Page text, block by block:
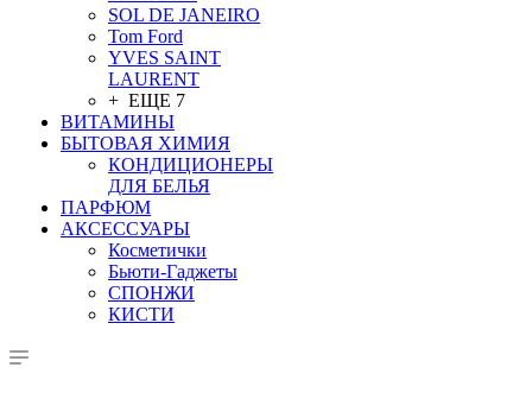
SOL DE JANEIRO
Tom Ford
YVES SAINT
LAURENT
+ ЕЩЕ 7
ВИТАМИНЫ
БЫТОВАЯ ХИМИЯ
КОНДИЦИОНЕРЫ
ДЛЯ БЕЛЬЯ
ПАРФЮМ
АКСЕССУАРЫ
Косметички
Бьюти-Гаджеты
СПОНЖИ
КИСТИ